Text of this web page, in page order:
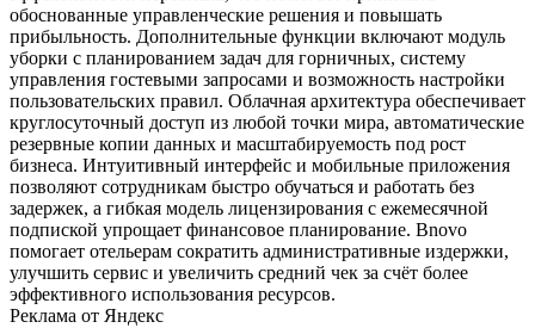
обоснованные управленческие решения и повышать
прибыльность. Дополнительные функции включают модуль
уборки с планированием задач для горничных, систему
управления гостевыми запросами и возможность настройки
пользовательских правил. Облачная архитектура обеспечивает
круглосуточный доступ из любой точки мира, автоматические
резервные копии данных и масштабируемость под рост
бизнеса. Интуитивный интерфейс и мобильные приложения
позволяют сотрудникам быстро обучаться и работать без
задержек, а гибкая модель лицензирования с ежемесячной
подпиской упрощает финансовое планирование. Bnovo
помогает отельерам сократить административные издержки,
улучшить сервис и увеличить средний чек за счёт более
эффективного использования ресурсов.
Реклама от Яндекс